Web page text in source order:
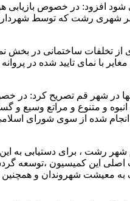
شود افزود: در خصوص
از تخلفات ساختمانی در
با نمای تایید شده در
در شهر قم تصریح کرد: در
و متنوع و مراتع وسیع و
انجام شده از سوی شورای
شهر رشت ، برای دستیابی به
این کمیسیون ،توسعه
شهروندان و همچنین